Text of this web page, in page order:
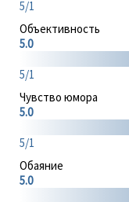
5/1
Объективность
5.0
5/1
Чувство юмора
5.0
5/1
Обаяние
5.0